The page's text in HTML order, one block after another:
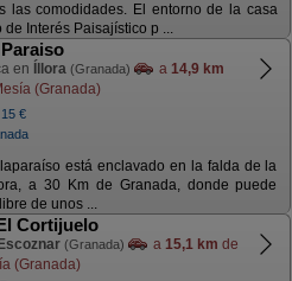
las comodidades. El entorno de la casa
Interés Paisajístico p ...
en Íllora (Granada) a 14,9 km
(Granada)
15 €
está enclavado en la falda de la
a 30 Km de Granada, donde puede
de unos ...
Cortijuelo
Escoznar (Granada) a 15,1 km de
(Granada)